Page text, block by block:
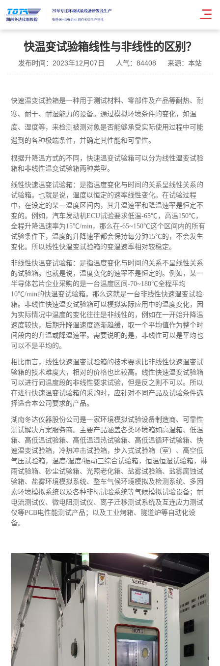
快温变试验箱线性与非线性的区别？
发布时间：2023年12月07日 人气：84408 来源：本站
快速温变试验箱是一种用于测试材料、零部件及产品等耐热、耐
寒、耐干、耐湿能力的设备。通过模拟环境条件的变化，如温
度、湿度等，来检测被测对象是否能够承受实际使用过程中可能
遇到的各种极端条件，并确定其性能和可靠性。
根据升降温方式的不同，快速温变试验箱可以分为线性温变试验
箱和非线性温变试验箱两种类型。
线性快速温变试验箱：是指温度变化与时间的关系呈线性关系的
试验箱。也就是说，温度以恒定的速率线性变化。在试验过程
中，在设定的某一温度区间内，其升温速率和降温速率是恒定不
变的。例如，汽车发动机ECU试验要求低温-65℃，高温150℃，
全程升降温速率为15℃/min，那么在-65~150℃这个区间内的所有
试验条件下，温度的升降速率都会保持每分钟15℃的，不会发生
变化。所以线性快温变试验箱的变温速率相对较稳定。
非线性快温变试验箱：是指温度变化与时间的关系不呈线性关系
的试验箱。也就是说，温度变化的速率不是恒定的。例如，某一
半导体芯片企业采购的是一台温度区间-70~180℃全程平均
10℃/min的快温变试验箱。那么这就是一台非线性快速温变试验
箱。非线性快速温变试验箱可以模拟实际应用中的温度变化，因
为实际情况中温度的变化往往是非线性的，例如在一开始升降温
速度较快，后期升降温速度逐渐趋缓，取一个平均值作为整个时
间段内的升温或降温速率。需要说明的是，非线性可以是平均也
可以不是平均的。
相比而言，线性快速温变试验箱的技术要求比非线性快速温变试
验箱的技术难度大，相对的价格也比较高。线性快速温变试验箱
可以进行同温度段的非线性要求试验，但是反之则不可以。所以
在进行快速温变试验箱的采购时，应针对不同产品及试验条件选
择适合本公司要求的产品。
湖南冬达仪器股份公司是一家环境模拟试验设备制造商、可靠性
测试解决方案服务商。主要产品涵盖各类环境箱如高温箱、低温
箱、高低温试验箱、高低温湿热试验箱、高低温循环试验箱、快
速温变试验箱，冷热冲击试验箱，步入式试验箱（室）、高空低
气压试验箱，温度/湿度/振动三综合试验箱，恒温恒湿试验箱，淋
雨试验箱、砂尘试验箱、光照老化箱、盐雾试验箱、盐雾腐蚀试
验箱、盐雾环境模拟系统、整车气候环境模拟及检测系统、多因
素环境模拟系统以及各种非标试验系统等气候模拟试验设备；耐
电流测试仪、微电阻测试仪、离子迁移测试系统及互连应力测试
仪等PCB电性能测试产品；以及工业烤箱、隧道炉等自动化设
备。